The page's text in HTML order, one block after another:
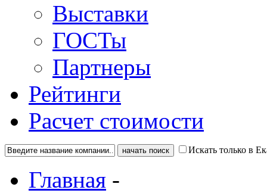
Выставки
ГОСТы
Партнеры
Рейтинги
Расчет стоимости
Искать только в
Главная -